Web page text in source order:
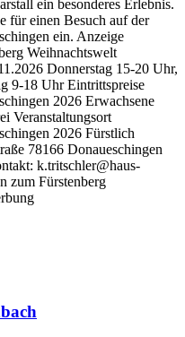
ein besonderes Erlebnis.
für einen Besuch auf der
ein. Anzeige
Weihnachtswelt
Donnerstag 15-20 Uhr,
9-18 Uhr Eintrittspreise
2026 Erwachsene
Veranstaltungsort
2026 Fürstlich
78166 Donaueschingen
k.tritschler@haus-
zum Fürstenberg